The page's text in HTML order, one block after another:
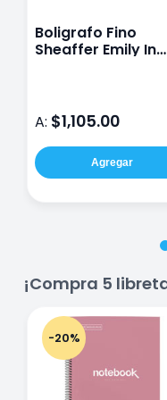
Boligrafo Fino
Sheaffer Emily In
A: $1,105.00
Agregar
¡Compra 5
-20%